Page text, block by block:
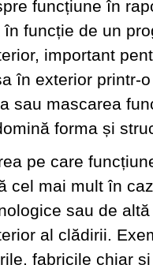
funcțiune în
funcție de un
important
în exterior printr-
sau mascarea
forma și
pe care
cel mai mult în
sau de
al clădirii.
fabricile chiar